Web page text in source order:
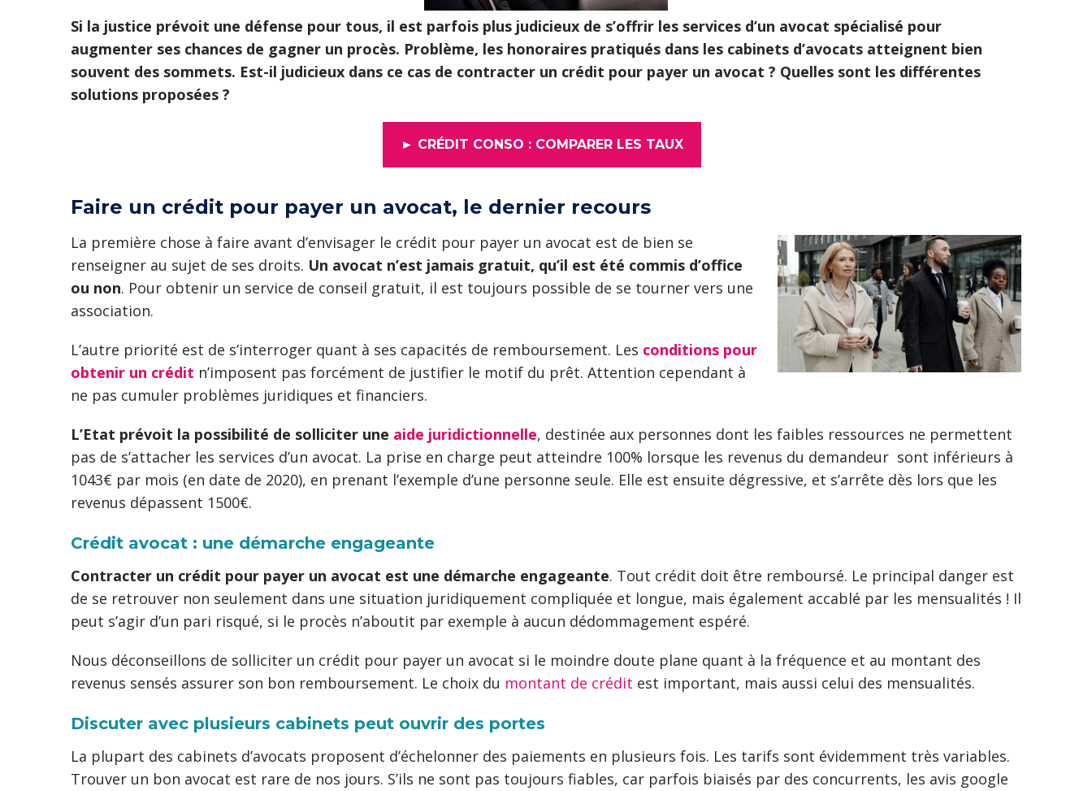
Si la justice prévoit une défense pour tous, il est parfois plus judicieux de s’offrir les services d’un avocat spécialisé pour
augmenter ses chances de gagner un procès. Problème, les honoraires pratiqués dans les cabinets d’avocats atteignent bien
souvent des sommets. Est-il judicieux dans ce cas de contracter un crédit pour payer un avocat ? Quelles sont les différentes
solutions proposées ?
► CRÉDIT CONSO : COMPARER LES TAUX
Faire un crédit pour payer un avocat, le dernier recours
La première chose à faire avant d’envisager le crédit pour payer un avocat est de bien se
renseigner au sujet de ses droits. Un avocat n’est jamais gratuit, qu’il est été commis d’office
ou non. Pour obtenir un service de conseil gratuit, il est toujours possible de se tourner vers une
association.
L’autre priorité est de s’interroger quant à ses capacités de remboursement. Les conditions pour
obtenir un crédit n’imposent pas forcément de justifier le motif du prêt. Attention cependant à
ne pas cumuler problèmes juridiques et financiers.
L’Etat prévoit la possibilité de solliciter une aide juridictionnelle, destinée aux personnes dont les faibles ressources ne permettent
pas de s’attacher les services d’un avocat. La prise en charge peut atteindre 100% lorsque les revenus du demandeur sont inférieurs à
1043€ par mois (en date de 2020), en prenant l’exemple d’une personne seule. Elle est ensuite dégressive, et s’arrête dès lors que les
revenus dépassent 1500€.
Crédit avocat : une démarche engageante
Contracter un crédit pour payer un avocat est une démarche engageante. Tout crédit doit être remboursé. Le principal danger est
de se retrouver non seulement dans une situation juridiquement compliquée et longue, mais également accablé par les mensualités ! Il
peut s’agir d’un pari risqué, si le procès n’aboutit par exemple à aucun dédommagement espéré.
Nous déconseillons de solliciter un crédit pour payer un avocat si le moindre doute plane quant à la fréquence et au montant des
revenus sensés assurer son bon remboursement. Le choix du montant de crédit est important, mais aussi celui des mensualités.
Discuter avec plusieurs cabinets peut ouvrir des portes
La plupart des cabinets d’avocats proposent d’échelonner des paiements en plusieurs fois. Les tarifs sont évidemment très variables.
Trouver un bon avocat est rare de nos jours. S’ils ne sont pas toujours fiables, car parfois biaisés par des concurrents, les avis google